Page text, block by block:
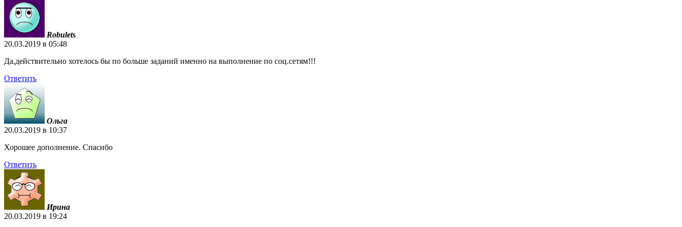
Robulets
20.03.2019 в 05:48
Да,действительно хотелось бы по больше заданий именно на выполнение по соц.сетям!!!
Ответить
Ольга
20.03.2019 в 10:37
Хорошее дополнение. Спасибо
Ответить
Ирина
20.03.2019 в 19:24